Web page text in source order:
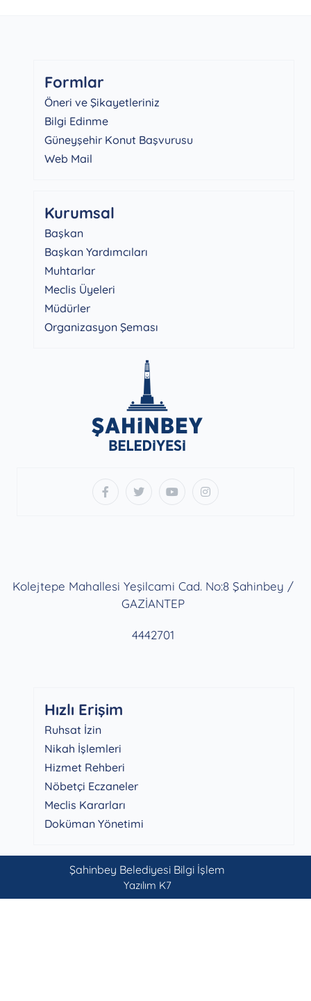
Formlar
Öneri ve Şikayetleriniz
Bilgi Edinme
Güneyşehir Konut Başvurusu
Web Mail
Kurumsal
Başkan
Başkan Yardımcıları
Muhtarlar
Meclis Üyeleri
Müdürler
Organizasyon Şeması
Kolejtepe Mahallesi Yeşilcami Cad. No:8 Şahinbey /
GAZİANTEP
4442701
Hızlı Erişim
Ruhsat İzin
Nikah İşlemleri
Hizmet Rehberi
Nöbetçi Eczaneler
Meclis Kararları
Doküman Yönetimi
Şahinbey Belediyesi Bilgi İşlem
Yazılım K7